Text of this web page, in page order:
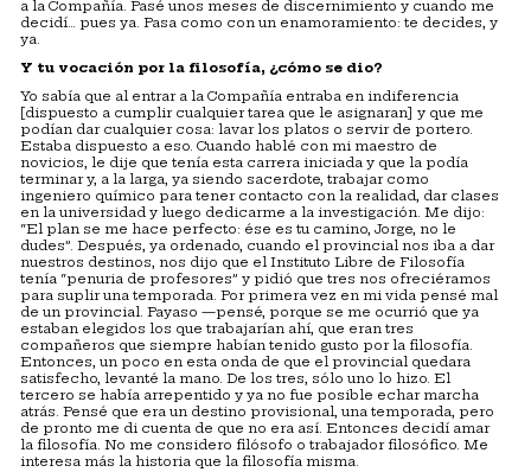
a la Compañía. Pasé unos meses de discernimiento y cuando me
decidí… pues ya. Pasa como con un enamoramiento: te decides, y
ya.
Y tu vocación por la filosofía, ¿cómo se dio?
Yo sabía que al entrar a la Compañía entraba en indiferencia
[dispuesto a cumplir cualquier tarea que le asignaran] y que me
podían dar cualquier cosa: lavar los platos o servir de portero.
Estaba dispuesto a eso. Cuando hablé con mi maestro de
novicios, le dije que tenía esta carrera iniciada y que la podía
terminar y, a la larga, ya siendo sacerdote, trabajar como
ingeniero químico para tener contacto con la realidad, dar clases
en la universidad y luego dedicarme a la investigación. Me dijo:
“El plan se me hace perfecto: ése es tu camino, Jorge, no le
dudes”. Después, ya ordenado, cuando el provincial nos iba a dar
nuestros destinos, nos dijo que el Instituto Libre de Filosofía
tenía “penuria de profesores” y pidió que tres nos ofreciéramos
para suplir una temporada. Por primera vez en mi vida pensé mal
de un provincial. Payaso —pensé, porque se me ocurrió que ya
estaban elegidos los que trabajarían ahí, que eran tres
compañeros que siempre habían tenido gusto por la filosofía.
Entonces, un poco en esta onda de que el provincial quedara
satisfecho, levanté la mano. De los tres, sólo uno lo hizo. El
tercero se había arrepentido y ya no fue posible echar marcha
atrás. Pensé que era un destino provisional, una temporada, pero
de pronto me di cuenta de que no era así. Entonces decidí amar
la filosofía. No me considero filósofo o trabajador filosófico. Me
interesa más la historia que la filosofía misma.